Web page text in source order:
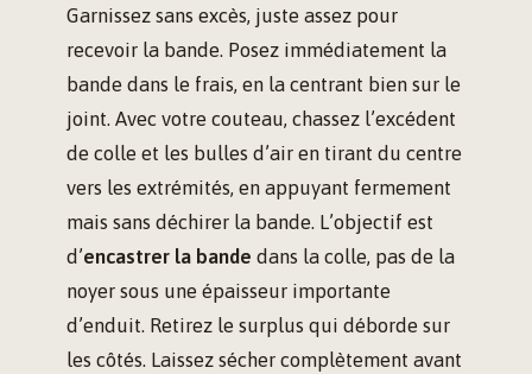
Garnissez sans excès, juste assez pour
recevoir la bande. Posez immédiatement la
bande dans le frais, en la centrant bien sur le
joint. Avec votre couteau, chassez l’excédent
de colle et les bulles d’air en tirant du centre
vers les extrémités, en appuyant fermement
mais sans déchirer la bande. L’objectif est
d’encastrer la bande dans la colle, pas de la
noyer sous une épaisseur importante
d’enduit. Retirez le surplus qui déborde sur
les côtés. Laissez sécher complètement avant